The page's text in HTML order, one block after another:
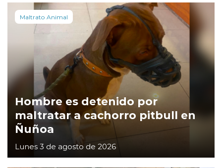
Maltrato Animal
Hombre es detenido por
maltratar a cachorro pitbull en
Ñuñoa
Lunes 3 de agosto de 2026